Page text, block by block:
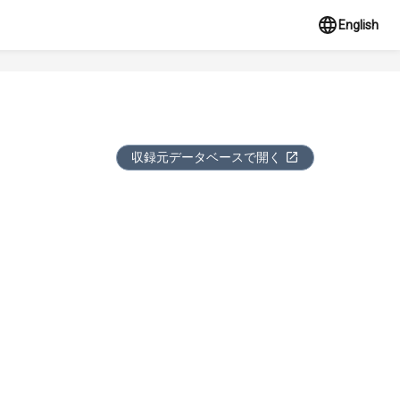
English
収録元データベースで開く